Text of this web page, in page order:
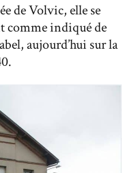
de Volvic, elle se
comme indiqué de
aujourd’hui sur la